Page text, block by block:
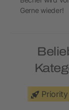
Gerne wieder!
Priority